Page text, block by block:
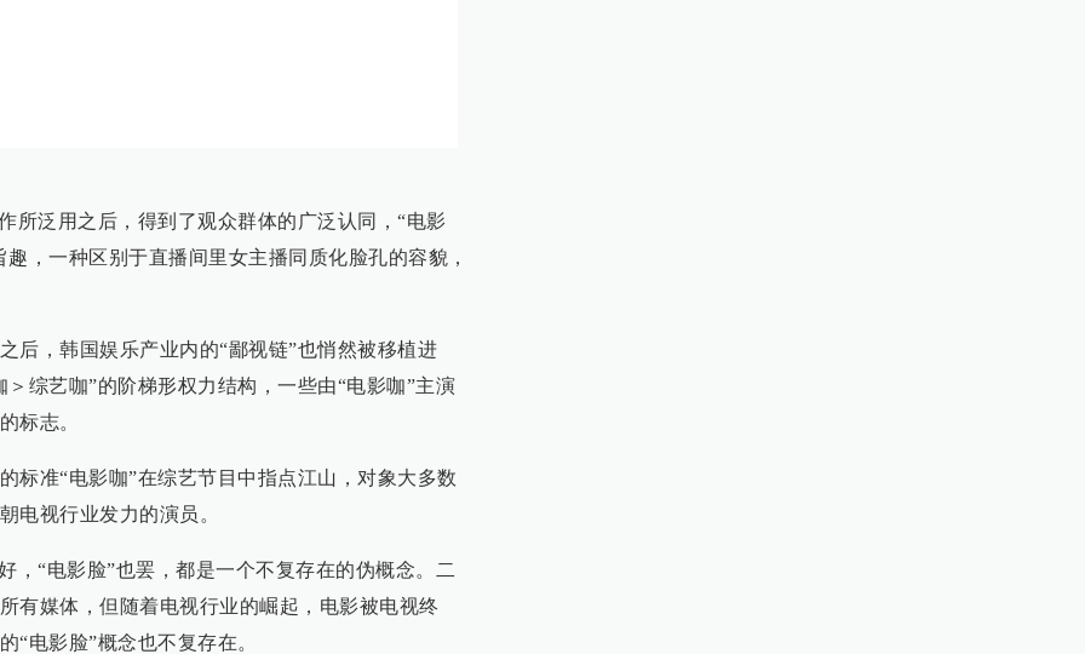
所泛用之后，得到了观众群体的广泛认同，“电影
，一种区别于直播间里女主播同质化脸孔的容貌，
后，韩国娱乐产业内的“鄙视链”也悄然被移植进
综艺咖”的阶梯形权力结构，一些由“电影咖”主演
标志。
标准“电影咖”在综艺节目中指点江山，对象大多数
电视行业发力的演员。
，“电影脸”也罢，都是一个不复存在的伪概念。二
有媒体，但随着电视行业的崛起，电影被电视终
“电影脸”概念也不复存在。